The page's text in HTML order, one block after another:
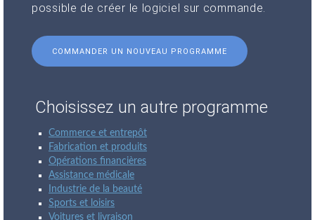
possible de créer le logiciel sur commande.
COMMANDER UN NOUVEAU PROGRAMME
Choisissez un autre programme
Commerce et entrepôt
Fabrication et produits
Opérations financières
Assistance médicale
Industrie de la beauté
Sports et loisirs
Voitures et livraison